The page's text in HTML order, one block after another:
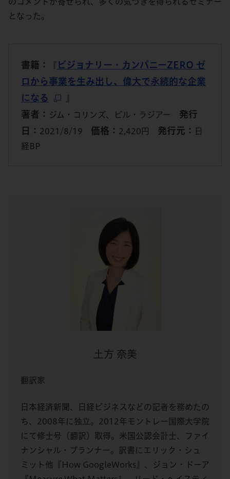
となった。
書籍： 『 ビジョナリー・カンパニーZERO ゼ
ロから事業を生み出し、偉大で永続的な企業
になる
著者： ジム・コリンズ、ビル・ラジアー 発行
日：
2021/8/19 価格： 2,420円 発行元：
日
経BP
土方 奈美
翻訳家
日本経済新聞、日経ビジネスなどの記者を務めたの
ち、2008年に独立。2012年モントレー国際大学院
にて修士号（翻訳）取得。米国公認会計士、ファイ
ナンシャル・プランナー。訳書にエリック・シュ
ミット他『How GoogleWorks』、ジョン・ドーア